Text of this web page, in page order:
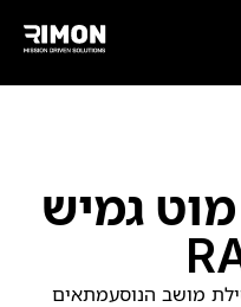
על מוט גמיש
מושב הנוסעמתאים